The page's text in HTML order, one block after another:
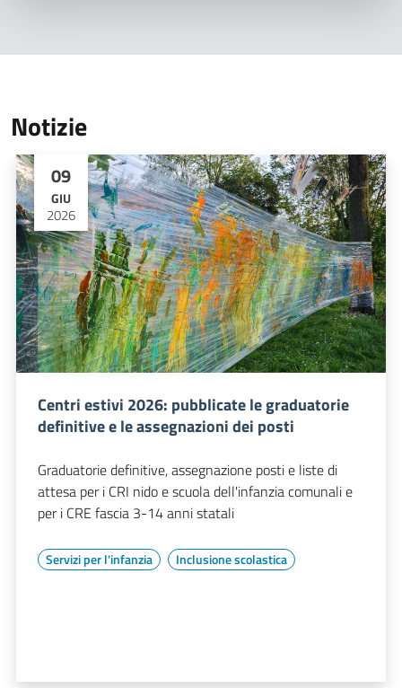
Notizie
09
GIU
2026
Centri estivi 2026: pubblicate le graduatorie
definitive e le assegnazioni dei posti
Graduatorie definitive, assegnazione posti e liste di
attesa per i CRI nido e scuola dell'infanzia comunali e
per i CRE fascia 3-14 anni statali
Servizi per l'infanzia Inclusione scolastica